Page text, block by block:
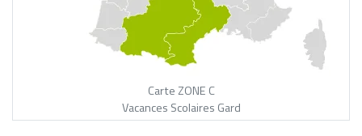
Carte ZONE C
Vacances Scolaires Gard